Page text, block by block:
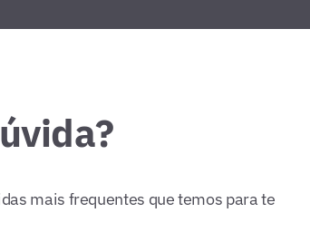
mais frequentes que temos para te